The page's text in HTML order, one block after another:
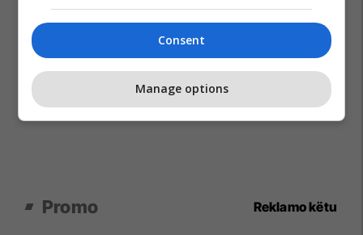
Promo Reklamo këtu
Consent
Manage options